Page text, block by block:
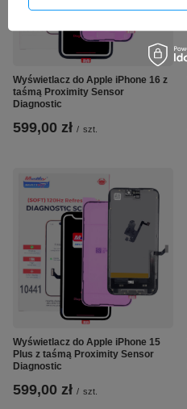
Wyświetlacz do Apple iPhone 16 z
taśmą Proximity Sensor
Diagnostic
599,00 zł / szt.
Wyświetlacz do Apple iPhone 15
Plus z taśmą Proximity Sensor
Diagnostic
599,00 zł / szt.